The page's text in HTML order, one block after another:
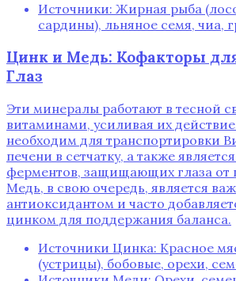
Источники: Жирная рыба
сардины), льняное семя, чиа,
Цинк и Медь: Кофакторы
Глаз
Эти минералы работают в тесной
витаминами, усиливая их
необходим для транспортировки
печени в сетчатку, а также
ферментов, защищающих глаза от
Медь, в свою очередь, является
антиоксидантом и часто
цинком для поддержания баланса.
Источники Цинка: Красное
(устрицы), бобовые, орехи,